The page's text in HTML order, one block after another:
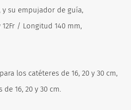
su empujador de guía,
/ Longitud 140 mm,
los catéteres de 16, 20 y 30 cm,
16, 20 y 30 cm.